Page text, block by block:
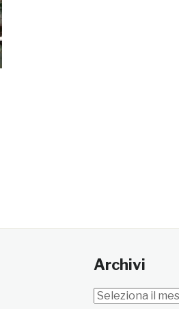
Archivi
Archivi